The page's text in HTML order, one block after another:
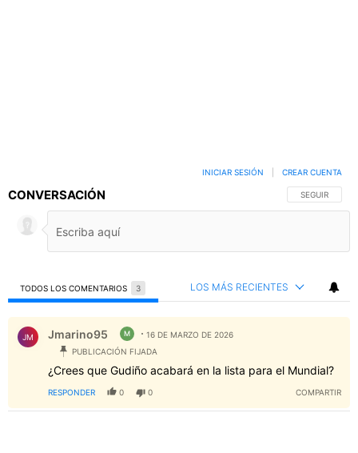
CONVERSACIÓN SIGA ESTA
SEGUIR
INICIAR SESIÓN CREAR CUENTA
TODOS LOS COMENTARIOS 3 LOS MÁS RECIENTES
Todos los comentarios
Comentario de Jmarino95.
JM Jmarino95 M
16 DE MARZO DE 2026
PUBLICACIÓN FIJADA
¿Crees que Gudiño acabará en la lista para el Mundial?
RESPONDER 0 0 COMPARTIR